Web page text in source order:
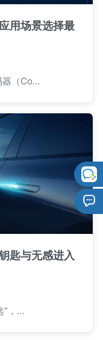
用场景选择最
器（Co…
匙与无感进入
”，…